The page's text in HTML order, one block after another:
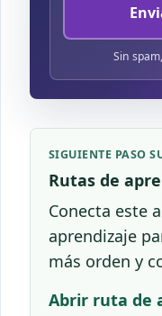
Sin
SIGUIENTE PASO
Rutas de
Conecta este
aprendizaje
más orden y
Abrir ruta de